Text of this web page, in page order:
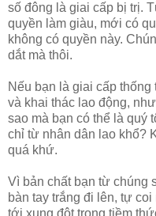
số đông là giai cấp bị trị.
quyền làm giàu, mới có
không có quyền này.
dắt mà thôi.
Nếu bạn là giai cấp thống
và khai thác lao động,
sao mà bạn có thể là quý
chỉ từ nhân dân lao khổ?
quá khứ.
Vì bản chất bạn từ chúng
bàn tay trắng đi lên, tự